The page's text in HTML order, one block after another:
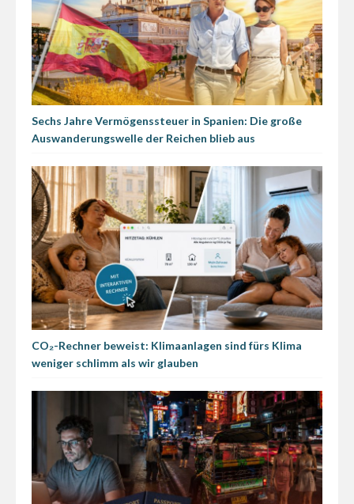
Sechs Jahre Vermögenssteuer in Spanien: Die große
Auswanderungswelle der Reichen blieb aus
CO₂-Rechner beweist: Klimaanlagen sind fürs Klima
weniger schlimm als wir glauben